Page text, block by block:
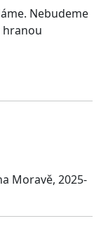
Nebudeme
hranou
Moravě, 2025-